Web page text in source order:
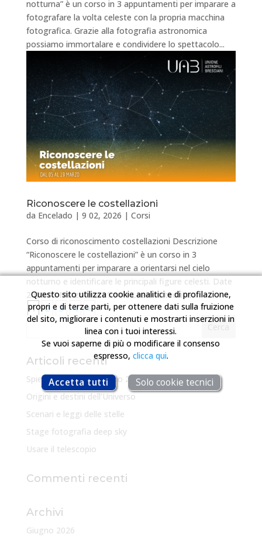
notturna” è un corso in 3 appuntamenti per imparare a
fotografare la volta celeste con la propria macchina
fotografica. Grazie alla fotografia astronomica
possiamo immortalare e condividere lo spettacolo...
Riconoscere le costellazioni
da Encelado | 9 02, 2026 | Corsi
Corso di riconoscimento costellazioni Descrizione
“Riconoscere le costellazioni” è un corso in 3
appuntamenti per imparare a orientarsi nel cielo
notturno e identificare le principali figure celesti. Date
2026 05 Marzo ore 21:00 – Lezione teorica...
1
2 3 4 »
Articoli recenti
Spiedo Sociale 27 Giugno 2026
Origini e destini dell’Universo
Scenari e leggi delle stelle
Stage fotografia deep sky
Usare il telescopio
Commenti recenti
Archivi
Giugno 2026
Questo sito utilizza cookie analitici e di profilazione,
propri e di terze parti, per ottenere dati sulla fruizione
del sito, migliorare i contenuti e mostrarti inserzioni in
linea con i tuoi interessi.
Se vuoi saperne di più o modificare il consenso
espresso, clicca qui.
Accetta tutti Solo cookie tecnici